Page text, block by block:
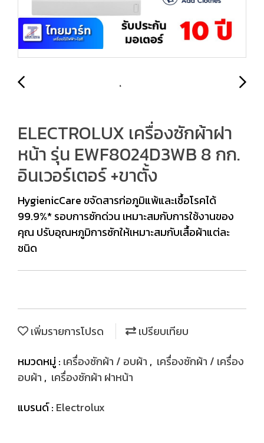
ELECTROLUX เครื่องซักผ้าฝา
หน้า รุ่น EWF8024D3WB 8 กก.
อินเวอร์เตอร์ +ขาตั้ง
HygienicCare ขจัดสารก่อภูมิแพ้และเชื้อโรคได้
99.9%* รอบการซักด่วน เหมาะสมกับการใช้งานของ
คุณ ปรับอุณหภูมิการซักให้เหมาะสมกับเสื้อผ้าแต่ละ
ชนิด
เพิ่มรายการโปรด
เปรียบเทียบ
หมวดหมู่ : เครื่องซักผ้า / อบผ้า , เครื่องซักผ้า / เครื่อง
อบผ้า , เครื่องซักผ้า ฝาหน้า
แบรนด์ : Electrolux